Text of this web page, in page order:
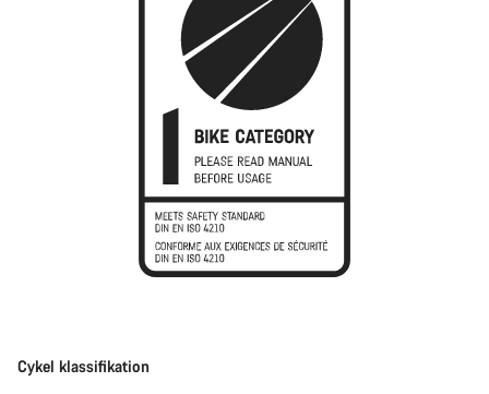
Cykel klassifikation